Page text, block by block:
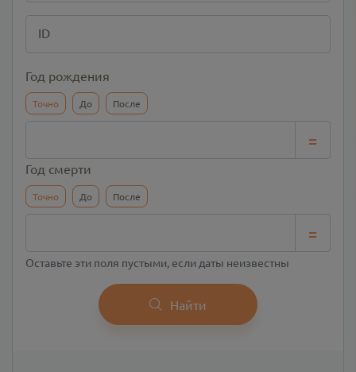
ID
Год рождения
Точно До После
=
Год смерти
Точно До После
=
Оставьте эти поля пустыми, если даты неизвестны
Найти